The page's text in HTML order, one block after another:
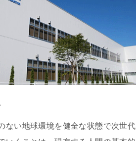
ない地球環境を健全な状態で次世代